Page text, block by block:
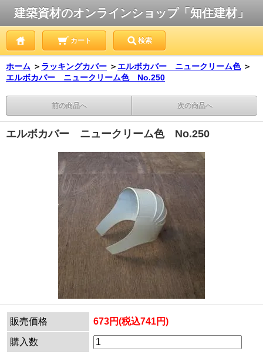
建築資材のオンラインショップ「知住建材」
カート 検索
ホーム ＞ ラッキングカバー ＞ エルボカバー ニュークリーム色 ＞
エルボカバー ニュークリーム色 No.250
前の商品へ 次の商品へ
エルボカバー ニュークリーム色 No.250
販売価格 673円(税込741円)
購入数